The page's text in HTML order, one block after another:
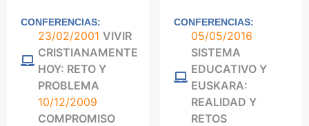
CONFERENCIAS:
23/02/2001 VIVIR
CRISTIANAMENTE
HOY: RETO Y
PROBLEMA
10/12/2009
COMPROMISO
CONFERENCIAS:
05/05/2016
SISTEMA
EDUCATIVO Y
EUSKARA:
REALIDAD Y
RETOS